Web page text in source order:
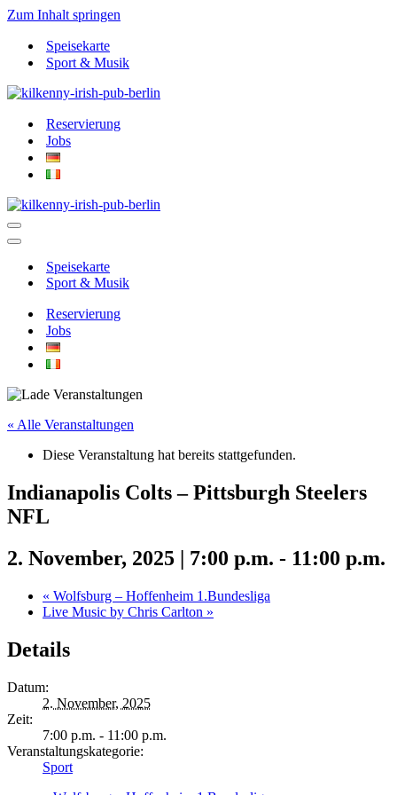
Zum Inhalt springen
Speisekarte
Sport & Musik
Reservierung
Jobs
Navigationsmenü
Navigationsmenü
Speisekarte
Sport & Musik
Reservierung
Jobs
« Alle Veranstaltungen
Diese Veranstaltung hat bereits stattgefunden.
Indianapolis Colts – Pittsburgh Steelers
NFL
2. November, 2025 | 7:00 p.m. - 11:00 p.m.
« Wolfsburg – Hoffenheim 1.Bundesliga
Live Music by Chris Carlton »
Details
Datum:
2. November, 2025
Zeit:
7:00 p.m. - 11:00 p.m.
Veranstaltungskategorie:
Sport